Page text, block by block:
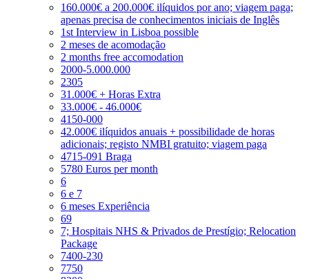
160.000€ a 200.000€ ilíquidos por ano; viagem paga;
apenas precisa de conhecimentos iniciais de Inglês
1st Interview in Lisboa possible
2 meses de acomodação
2 months free accomodation
2000-5.000.000
2305
31.000€ + Horas Extra
33.000€ - 46.000€
4150-000
42.000€ ilíquidos anuais + possibilidade de horas
adicionais; registo NMBI gratuito; viagem paga
4715-091 Braga
5780 Euros per month
6
6 e 7
6 meses Experiência
69
7; Hospitais NHS & Privados de Prestígio; Relocation
Package
7400-230
7750